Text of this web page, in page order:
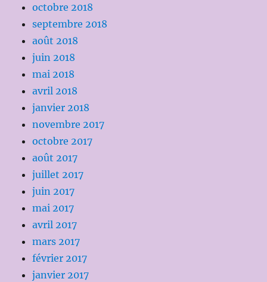
octobre 2018
septembre 2018
août 2018
juin 2018
mai 2018
avril 2018
janvier 2018
novembre 2017
octobre 2017
août 2017
juillet 2017
juin 2017
mai 2017
avril 2017
mars 2017
février 2017
janvier 2017